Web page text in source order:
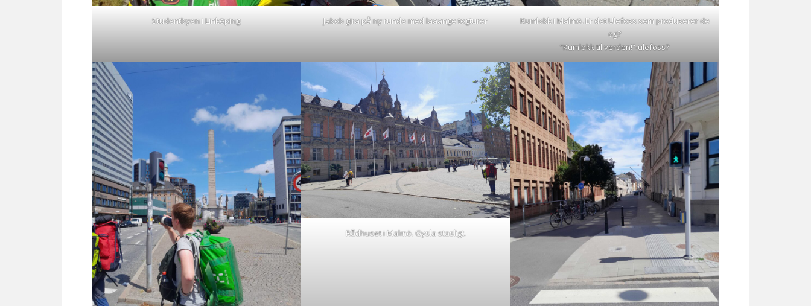
Studentbyen i Linköping Jakob gira på ny runde med laaange togturer
Kumlokk i Malmö. Er det Ulefoss som produserer de
og?
“Kumlokk til verden!”-ulefoss?
Rådhuset i Malmö. Gysla stasligt.